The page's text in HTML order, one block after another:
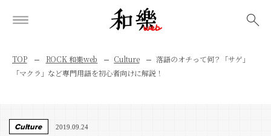
TOP ROCK 和樂web Culture
落語のオチって何？「サゲ」
「マクラ」など専門用語を初心者向けに解説！
Culture 2019.09.24